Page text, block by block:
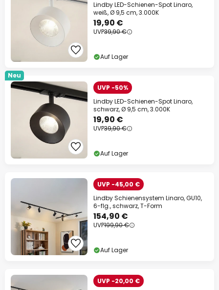
Lindby LED-Schienen-Spot Linaro,
weiß, Ø 9,5 cm, 3.000K
19,90 €
UVP39,90 €
Auf Lager
Neu
UVP -50%
Lindby LED-Schienen-Spot Linaro,
schwarz, Ø 9,5 cm, 3.000K
19,90 €
UVP39,90 €
Auf Lager
UVP -45,00 €
Lindby Schienensystem Linaro, GU10,
6-flg., schwarz, T-Form
154,90 €
UVP199,90 €
Auf Lager
UVP -20,00 €